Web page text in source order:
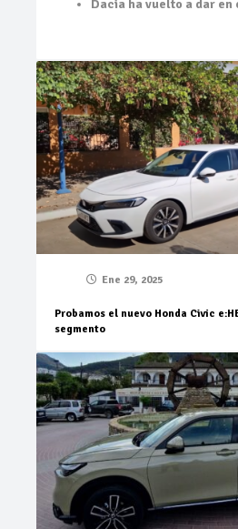
Dacia ha vuelto a dar
Ene 29, 2025
Probamos el nuevo Honda Civic
segmento